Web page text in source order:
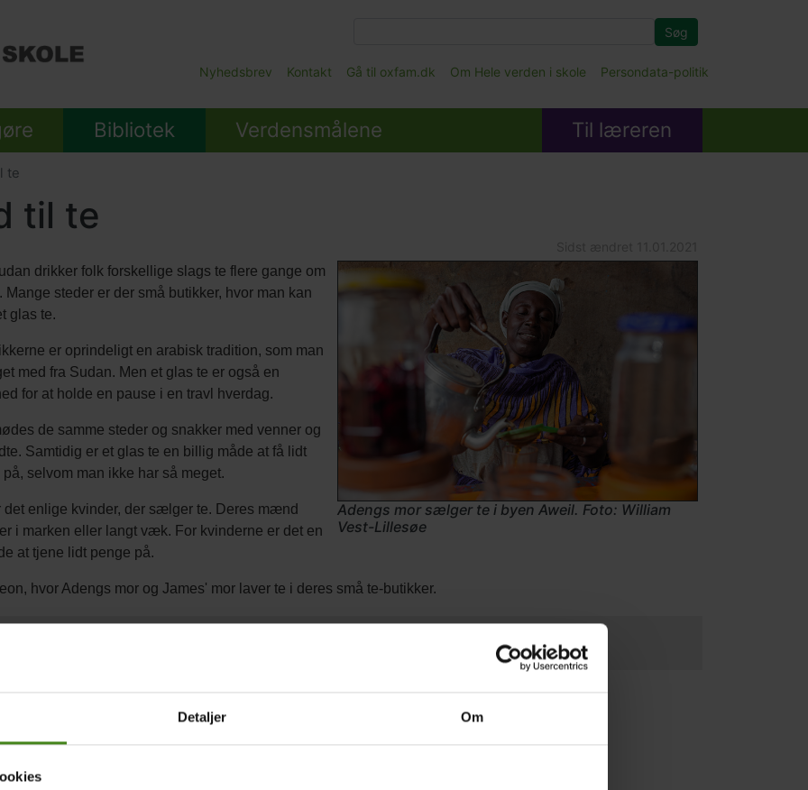
Detaljer Om
Main
Submenu
Nyhedsbrev Kontakt Gå til oxfam.dk Om Hele verden i skole Persondata-politik
Søg
Bibliotek Verdensmålene Til læreren
te
til te
Adengs mor sælger te i byen Aweil. Foto: William
Vest-Lillesøe
drikker folk forskellige slags te flere gange om
Mange steder er der små butikker, hvor man kan
glas te.
er oprindeligt en arabisk tradition, som man
med fra Sudan. Men et glas te er også en
for at holde en pause i en travl hverdag.
de samme steder og snakker med venner og
Samtidig er et glas te en billig måde at få lidt
på, selvom man ikke har så meget.
det enlige kvinder, der sælger te. Deres mænd
i marken eller langt væk. For kvinderne er det en
at tjene lidt penge på.
hvor Adengs mor og James' mor laver te i deres små te-butikker.